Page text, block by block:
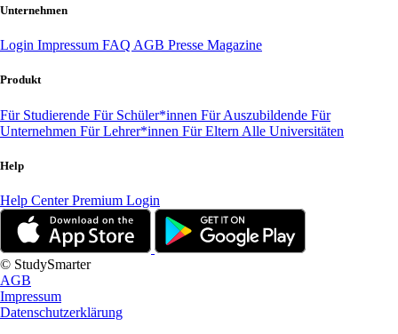
Unternehmen
Login Impressum FAQ AGB Presse Magazine
Produkt
Für Studierende Für Schüler*innen Für Auszubildende Für
Unternehmen Für Lehrer*innen Für Eltern Alle Universitäten
Help
Help CenterPremium Login
© StudySmarter
AGB
Impressum
Datenschutzerklärung